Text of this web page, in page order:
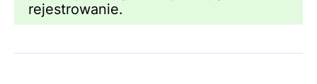
rejestrowanie.